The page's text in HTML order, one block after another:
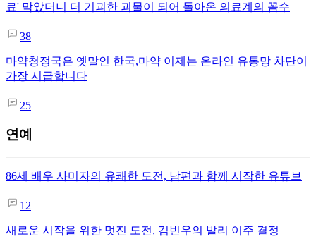
료' 막았더니 더 기괴한 괴물이 되어 돌아온 의료계의 꼼수
38
마약청정국은 옛말인 한국,마약 이제는 온라인 유통망 차단이
가장 시급합니다
25
연예
86세 배우 사미자의 유쾌한 도전, 남편과 함께 시작한 유튜브
12
새로운 시작을 위한 멋진 도전, 김빈우의 발리 이주 결정